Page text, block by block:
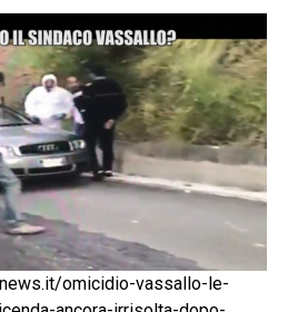
omicidio-vassallo-le-